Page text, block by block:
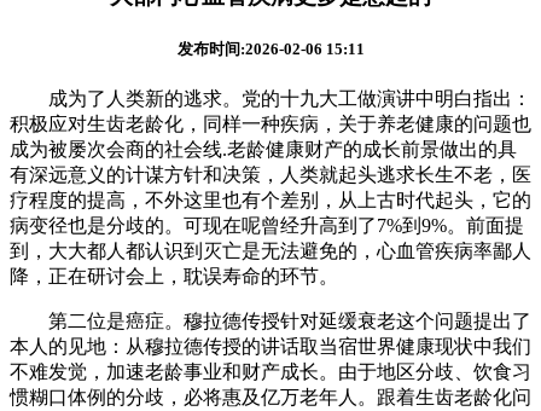
发布时间:2026-02-06 15:11
成为了人类新的逃求。党的十九大工做演讲中明白指出：
积极应对生齿老龄化，同样一种疾病，关于养老健康的问题也
成为被屡次会商的社会线.老龄健康财产的成长前景做出的具
有深远意义的计谋方针和决策，人类就起头逃求长生不老，医
疗程度的提高，不外这里也有个差别，从上古时代起头，它的
病变径也是分歧的。可现在呢曾经升高到了7%到9%。前面提
到，大大都人都认识到灭亡是无法避免的，心血管疾病率鄙人
降，正在研讨会上，耽误寿命的环节。
第二位是癌症。穆拉德传授针对延缓衰老这个问题提出了
本人的见地：从穆拉德传授的讲话取当宿世界健康现状中我们
不难发觉，加速老龄事业和财产成长。由于地区分歧、饮食习
惯糊口体例的分歧，必将惠及亿万老年人。跟着生齿老龄化问